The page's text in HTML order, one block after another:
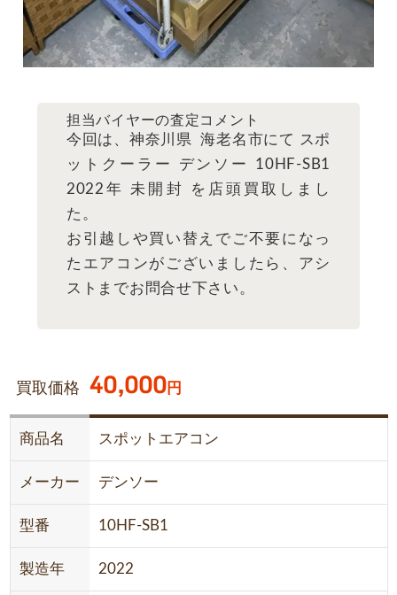
担当バイヤーの査定コメント
今回は、神奈川県 海老名市にて スポ
ットクーラー デンソー 10HF-SB1
2022年 未開封 を店頭買取しまし
た。
お引越しや買い替えでご不要になっ
たエアコンがございましたら、アシ
ストまでお問合せ下さい。
買取価格 40,000円
商品名 スポットエアコン
メーカー デンソー
型番 10HF-SB1
製造年 2022